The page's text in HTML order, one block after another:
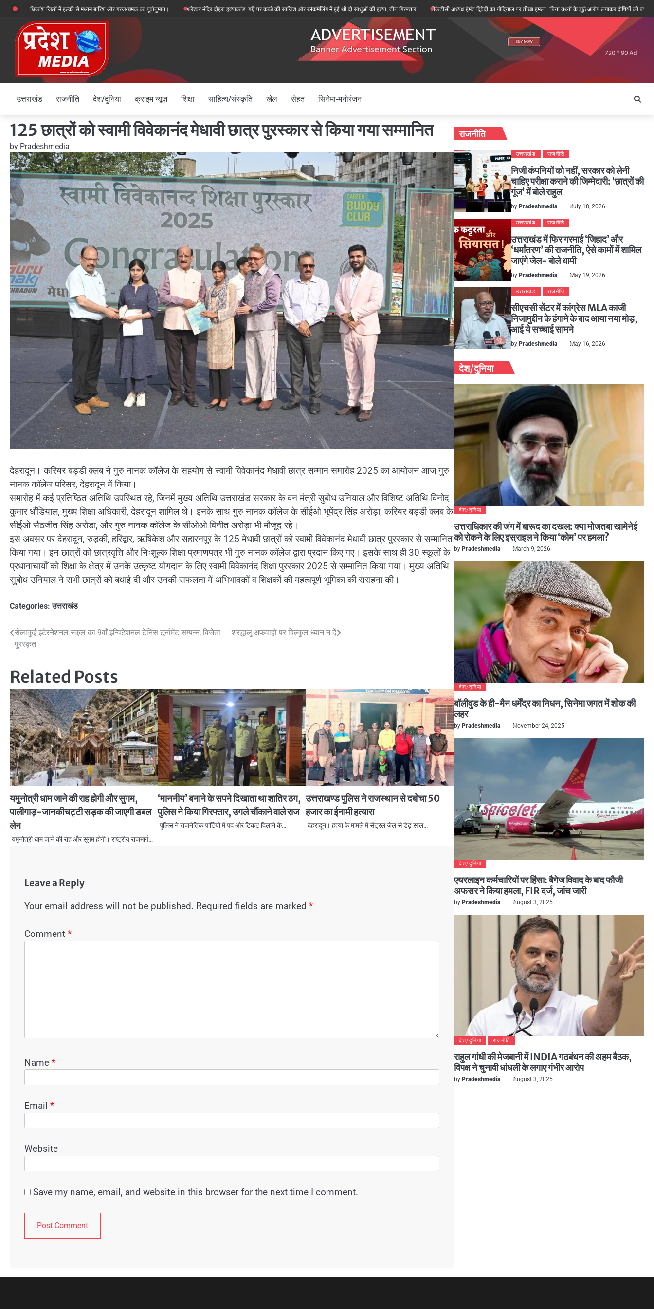
Skip
content
जिलों में हल्की से मध्यम बारिश और गरज-चमक का पूर्वानुमान। पथरेश्वर मंदिर दोहरा हत्याकांड: गद्दी पर कब्जे की साजिश और ब्लैकमेलिंग में हुई थी दो साधुओं की हत्या, तीन गिरफ्तार बीकेटीसी अध्यक्ष हेमंत द्विवेदी का गोदियाल पर तीखा हमला: ‘बिना तथ्यों के झूठे आरोप लगाकर दोषियों को बचाने की कोशिश’
उत्तराखंड राजनीति देश/दुनिया क्राइम न्यूज़ शिक्षा साहित्य/संस्कृति खेल सेहत सिनेमा-मनोरंजन
125 छात्रों को स्वामी विवेकानंद मेधावी छात्र पुरस्कार से किया गया सम्मानित
by Pradeshmedia
देहरादून। करियर बड्डी क्लब ने गुरु नानक कॉलेज के सहयोग से स्वामी विवेकानंद मेधावी छात्र सम्मान समारोह 2025 का आयोजन आज गुरु
नानक कॉलेज परिसर, देहरादून में किया।
समारोह में कई प्रतिष्ठित अतिथि उपस्थित रहे, जिनमें मुख्य अतिथि उत्तराखंड सरकार के वन मंत्री सुबोध उनियाल और विशिष्ट अतिथि विनोद
कुमार धौंडियाल, मुख्य शिक्षा अधिकारी, देहरादून शामिल थे। इनके साथ गुरु नानक कॉलेज के सीईओ भूपेंद्र सिंह अरोड़ा, करियर बड्डी क्लब के
सीईओ सैठजीत सिंह अरोड़ा, और गुरु नानक कॉलेज के सीओओ विनीत अरोड़ा भी मौजूद रहे।
इस अवसर पर देहरादून, रुड़की, हरिद्वार, ऋषिकेश और सहारनपुर के 125 मेधावी छात्रों को स्वामी विवेकानंद मेधावी छात्र पुरस्कार से सम्मानित
किया गया। इन छात्रों को छात्रवृत्ति और निःशुल्क शिक्षा प्रमाणपत्र भी गुरु नानक कॉलेज द्वारा प्रदान किए गए। इसके साथ ही 30 स्कूलों के
प्रधानाचार्यों को शिक्षा के क्षेत्र में उनके उत्कृष्ट योगदान के लिए स्वामी विवेकानंद शिक्षा पुरस्कार 2025 से सम्मानित किया गया। मुख्य अतिथि
सुबोध उनियाल ने सभी छात्रों को बधाई दी और उनकी सफलता में अभिभावकों व शिक्षकों की महत्वपूर्ण भूमिका की सराहना की।
Categories:उत्तराखंड
Post
navigation
सेलाकुई इंटेरनेशनल स्कूल का 9वाँ इन्विटेशनल टेनिस टूर्नामेंट सम्पन्न, विजेता
पुरस्कृत
श्रद्धालु अफवाहों पर बिल्कुल ध्यान न दें
Related Posts
यमुनोत्री धाम जाने की राह होगी और सुगम,
पालीगाड़-जानकीचट्टी सड़क की जाएगी डबल
लेन
यमुनोत्री धाम जाने की राह और सुगम होगी। राष्ट्रीय राजमार्ग…
‘माननीय’ बनाने के सपने दिखाता था शातिर ठग,
पुलिस ने किया गिरफ्तार, उगले चौंकाने वाले राज
पुलिस ने राजनैतिक पार्टियों में पद और टिकट दिलाने के…
उत्तराखण्ड पुलिस ने राजस्थान से दबोचा 50
हजार का ईनामी हत्यारा
देहरादून। हत्या के मामले में सेंट्रल जेल से डेढ़ साल…
Leave a Reply
Your email address will not be published. Required fields are marked *
Comment *
Name *
Email *
Website
Save my name, email, and website in this browser for the next time I comment.
राजनीति
उत्तराखंड राजनीति
निजी कंपनियों को नहीं, सरकार को लेनी
चाहिए परीक्षा कराने की जिम्मेदारी: ‘छात्रों की
गूंज’ में बोले राहुल
by Pradeshmedia July 18, 2026
उत्तराखंड राजनीति
उत्तराखंड में फिर गरमाई ‘जिहाद’ और
‘धर्मांतरण’ की राजनीति, ऐसे कामों में शामिल
जाएंगे जेल- बोले धामी
by Pradeshmedia May 19, 2026
उत्तराखंड राजनीति
सीएचसी सेंटर में कांग्रेस MLA काजी
निजामुद्दीन के हंगामे के बाद आया नया मोड़,
आई ये सच्चाई सामने
by Pradeshmedia May 16, 2026
देश/दुनिया
देश/दुनिया
उत्तराधिकार की जंग में बारूद का दखल: क्या मोजतबा खामेनेई
को रोकने के लिए इस्राइल ने किया ‘कोम’ पर हमला?
by Pradeshmedia March 9, 2026
देश/दुनिया
बॉलीवुड के ही-मैन धर्मेंद्र का निधन, सिनेमा जगत में शोक की
लहर
by Pradeshmedia November 24, 2025
देश/दुनिया
एयरलाइन कर्मचारियों पर हिंसा: बैगेज विवाद के बाद फौजी
अफसर ने किया हमला, FIR दर्ज, जांच जारी
by Pradeshmedia August 3, 2025
देश/दुनिया राजनीति
राहुल गांधी की मेजबानी में INDIA गठबंधन की अहम बैठक,
विपक्ष ने चुनावी धांधली के लगाए गंभीर आरोप
by Pradeshmedia August 3, 2025